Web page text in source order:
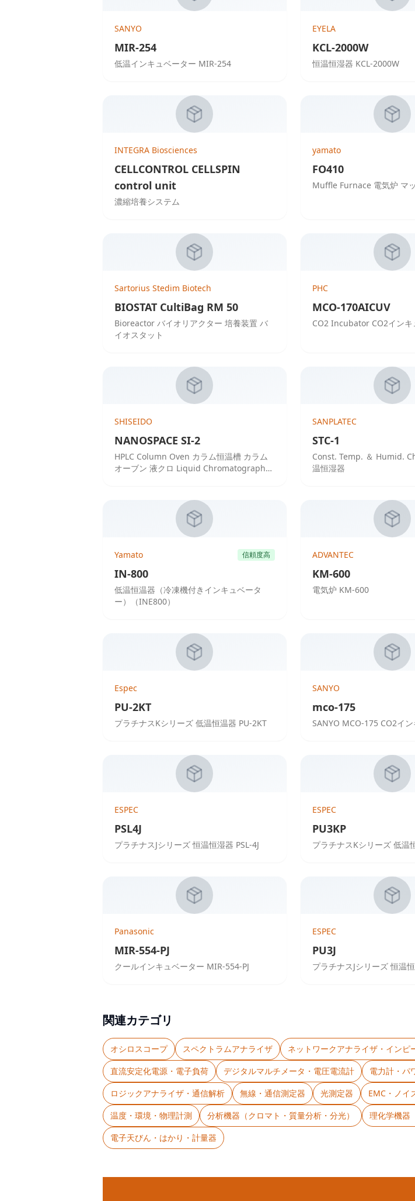
SANYO
MIR-254
低温インキュベーター MIR-254
EYELA
KCL-2000W
恒温恒湿器 KCL-2000W
INTEGRA Biosciences
CELLCONTROL CELLSPIN
control unit
濃縮培養システム
yamato
FO410
Muffle Furnace 電気炉 マ
Sartorius Stedim Biotech
BIOSTAT CultiBag RM 50
Bioreactor バイオリアクター 培養装置 バ
イオスタット
PHC
MCO-170AICUV
CO2 Incubator CO2インキ
SHISEIDO
NANOSPACE SI-2
HPLC Column Oven カラム恒温槽 カラム
オーブン 液クロ Liquid Chromatograph
SANPLATEC
STC-1
Const. Temp. ＆ Humid.
温恒湿器
Yamato 信頼度高
IN-800
低温恒温器（冷凍機付きインキュベータ
ー）（INE800）
ADVANTEC
KM-600
電気炉 KM-600
Espec
PU-2KT
プラチナスKシリーズ 低温恒温器 PU-2KT
SANYO
mco-175
SANYO MCO-175 CO2イ
ESPEC
PSL4J
プラチナスJシリーズ 恒温恒湿器 PSL-4J
ESPEC
PU3KP
プラチナスKシリーズ 低温
Panasonic
MIR-554-PJ
クールインキュベーター MIR-554-PJ
ESPEC
PU3J
プラチナスJシリーズ 恒温
関連カテゴリ
オシロスコープ スペクトラムアナライザ ネットワークアナライザ・インピ
直流安定化電源・電子負荷
デジタルマルチメータ・電圧電流計 電力計・パ
ロジックアナライザ・通信解析
無線・通信測定器 光測定器 EMC・ノイ
温度・環境・物理計測
分析機器（クロマト・質量分析・分光） 理化学機器
電子天びん・はかり・計量器